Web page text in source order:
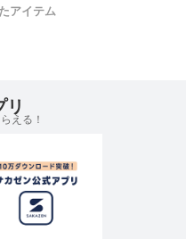
アイテム
リ
える！